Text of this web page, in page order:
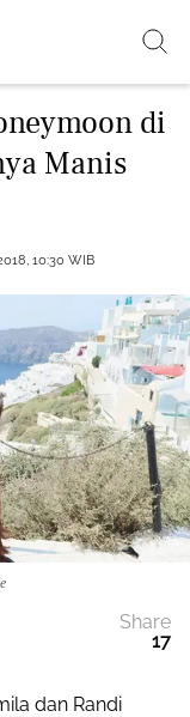
di
Manis
10:30 WIB
Share
17
dan Randi